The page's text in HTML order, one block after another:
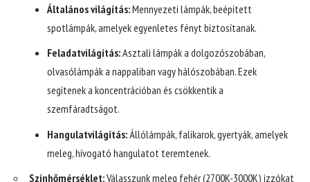
Általános világítás:Mennyezeti lámpák, beépített
spotlámpák, amelyek egyenletes fényt biztosítanak.
Feladatvilágítás:Asztali lámpák a dolgozószobában,
olvasólámpák a nappaliban vagy hálószobában. Ezek
segítenek a koncentrációban és csökkentik a
szemfáradtságot.
Hangulatvilágítás:Állólámpák, falikarok, gyertyák, amelyek
meleg, hívogató hangulatot teremtenek.
Színhőmérséklet:Válasszunk meleg fehér (2700K-3000K) izzókat